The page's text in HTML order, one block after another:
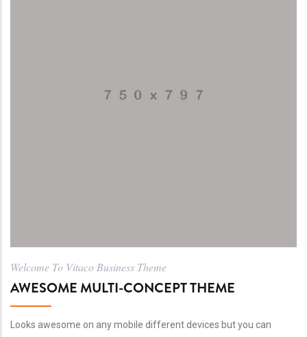
Welcome To Vitaco Business Theme
AWESOME MULTI-CONCEPT THEME
Looks awesome on any mobile different devices but you can